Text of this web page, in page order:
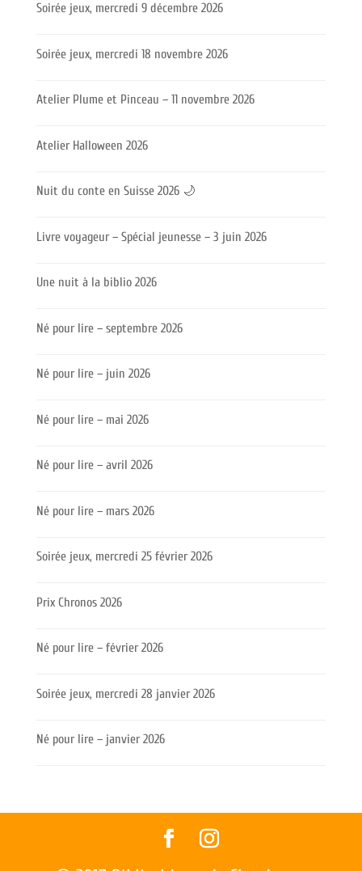
Soirée jeux, mercredi 9 décembre 2026
Soirée jeux, mercredi 18 novembre 2026
Atelier Plume et Pinceau – 11 novembre 2026
Atelier Halloween 2026
Nuit du conte en Suisse 2026 🌙
Livre voyageur – Spécial jeunesse – 3 juin 2026
Une nuit à la biblio 2026
Né pour lire – septembre 2026
Né pour lire – juin 2026
Né pour lire – mai 2026
Né pour lire – avril 2026
Né pour lire – mars 2026
Soirée jeux, mercredi 25 février 2026
Prix Chronos 2026
Né pour lire – février 2026
Soirée jeux, mercredi 28 janvier 2026
Né pour lire – janvier 2026